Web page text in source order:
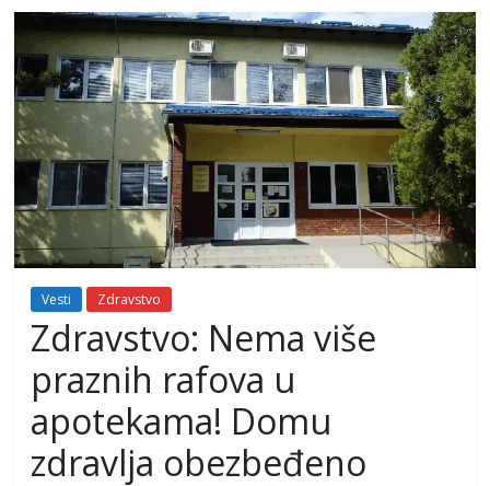
Vesti Zdravstvo
Zdravstvo: Nema više
praznih rafova u
apotekama! Domu
zdravlja obezbeđeno